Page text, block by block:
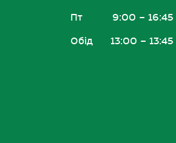
Пт 9:00 – 16:45
Обід 13:00 – 13:45